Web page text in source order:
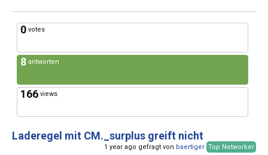
0 votes
8 antworten
166 views
Laderegel mit CM._surplus greift nicht
1 year ago gefragt von baertiger Top Networker